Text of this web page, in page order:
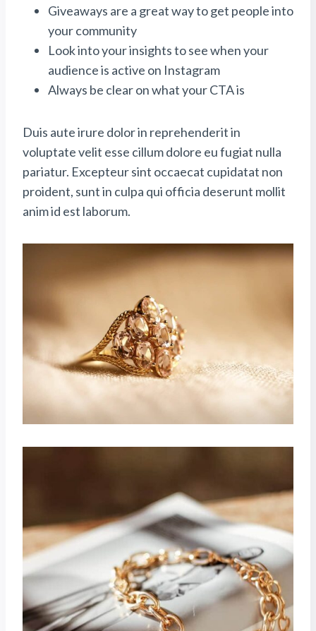
Giveaways are a great way to get people into
your community
Look into your insights to see when your
audience is active on Instagram
Always be clear on what your CTA is
Duis aute irure dolor in reprehenderit in
voluptate velit esse cillum dolore eu fugiat nulla
pariatur. Excepteur sint occaecat cupidatat non
proident, sunt in culpa qui officia deserunt mollit
anim id est laborum.